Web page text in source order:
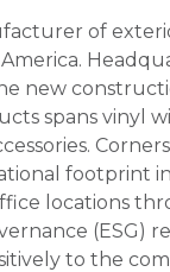
of
new
spans vinyl
footprint
locations
(ESG)
to the